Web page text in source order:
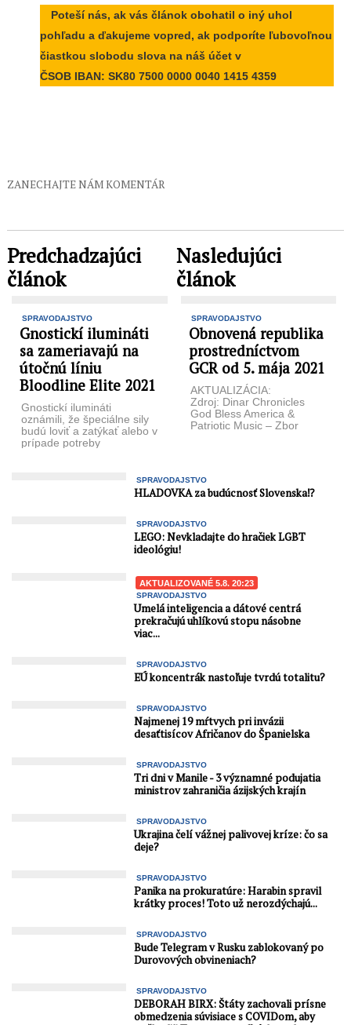
Poteší nás, ak vás článok obohatil o iný uhol
pohľadu a ďakujeme vopred, ak podporíte ľubovoľnou
čiastkou slobodu slova na náš účet v
ČSOB IBAN: SK80 7500 0000 0040 1415 4359
ZANECHAJTE NÁM KOMENTÁR
Predchadzajúci
článok
SPRAVODAJSTVO
Gnostickí ilumináti
sa zameriavajú na
útočnú líniu
Bloodline Elite 2021
Gnostickí ilumináti
oznámili, že špeciálne sily
budú loviť a zatýkať alebo v
prípade potreby
Nasledujúci
článok
SPRAVODAJSTVO
Obnovená republika
prostredníctvom
GCR od 5. mája 2021
AKTUALIZÁCIA:
Zdroj: Dinar Chronicles
God Bless America &
Patriotic Music – Zbor
SPRAVODAJSTVO
HLADOVKA za budúcnosť Slovenska⁉️
SPRAVODAJSTVO
LEGO: Nevkladajte do hračiek LGBT
ideológiu!
AKTUALIZOVANÉ 5.8. 20:23
SPRAVODAJSTVO
Umelá inteligencia a dátové centrá
prekračujú uhlíkovú stopu násobne
viac...
SPRAVODAJSTVO
EÚ koncentrák nastoľuje tvrdú totalitu?
SPRAVODAJSTVO
Najmenej 19 mŕtvych pri invázii
desaťtisícov Afričanov do Španielska
SPRAVODAJSTVO
Tri dni v Manile - 3 významné podujatia
ministrov zahraničia ázijských krajín
SPRAVODAJSTVO
Ukrajina čelí vážnej palivovej kríze: čo sa
deje?
SPRAVODAJSTVO
Panika na prokuratúre: Harabin spravil
krátky proces! Toto už nerozdýchajú...
SPRAVODAJSTVO
Bude Telegram v Rusku zablokovaný po
Durovových obvineniach?
SPRAVODAJSTVO
DEBORAH BIRX: Štáty zachovali prísne
obmedzenia súvisiace s COVIDom, aby